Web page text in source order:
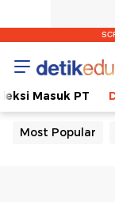
Masuk PT
Most Popular